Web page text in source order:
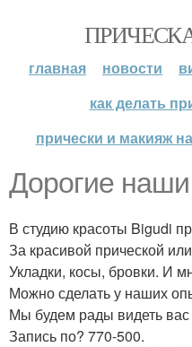
главная новости
как делать
прически и макияж
Дорогие
В студию красоты Bigudi
За красивой прической
Укладки, косы, бровки. И
Можно сделать у наших
Мы будем рады видеть
Запись по? 770-500.